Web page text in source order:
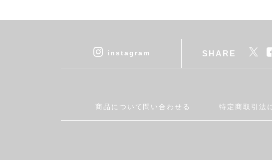
cohan
DEAN & DELUCA
Fatima Morocco
instagram SHARE
商品について問い合わせる 特定商取引法